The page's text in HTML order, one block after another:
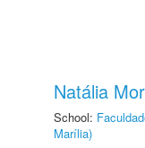
Natália
School:
Marília)